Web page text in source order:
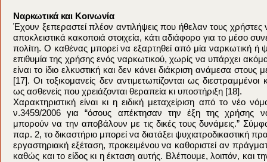
Ναρκωτικά και Κοινωνία
Έχουν ξεπεραστεί πλέον αντιλήψεις που ήθελαν τους χρήστες
αποκλειστικά κακοποιά στοιχεία, κάτι αδιάφορο για το μέσο
πολίτη. Ο καθένας μπορεί να εξαρτηθεί από μία ναρκωτική ή
επιθυμία της χρήσης ενός ναρκωτικού, χωρίς να υπάρχει
είναι το ίδιο ελκυστική και δεν κάνει διάκριση ανάμεσα στους
[17]. Oι τοξικομανείς δεν αντιμετωπίζονται ως διεστραμμένοι
ως ασθενείς που χρειάζονται θεραπεία κι υποστήριξη [18].
Χαρακτηριστική είναι κι η ειδική μεταχείριση από το νέο
ν.3459/2006 για “όσους απέκτησαν την έξη της χρήσης
μπορούν να την αποβάλουν με τις δικές τους δυνάμεις.”
παρ. 2, το δικαστήριο μπορεί να διατάξει ψυχιατροδικαστική
εργαστηριακή εξέταση, προκειμένου να καθοριστεί αν
καθώς και το είδος κι η έκταση αυτής. Βλέπουμε, λοιπόν, και